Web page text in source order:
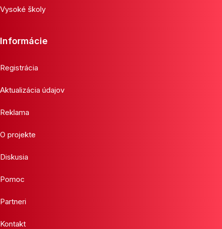
Vysoké školy
Informácie
Registrácia
Aktualizácia údajov
Reklama
O projekte
Diskusia
Pomoc
Partneri
Kontakt